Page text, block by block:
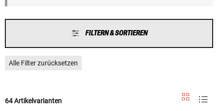
FILTERN & SORTIEREN
Alle Filter zurücksetzen
64 Artikelvarianten